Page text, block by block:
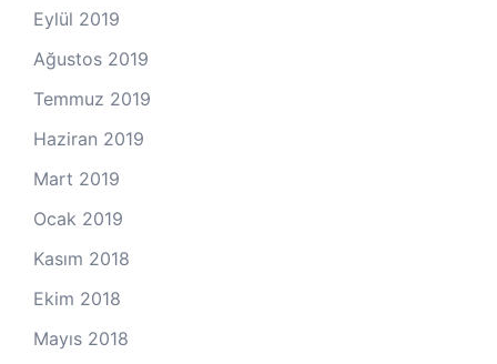
Eylül 2019
Ağustos 2019
Temmuz 2019
Haziran 2019
Mart 2019
Ocak 2019
Kasım 2018
Ekim 2018
Mayıs 2018